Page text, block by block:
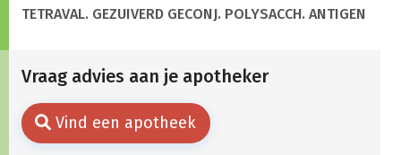
TETRAVAL. GEZUIVERD GECONJ. POLYSACCH. ANTIGEN
Vraag advies aan je apotheker
Vind een apotheek